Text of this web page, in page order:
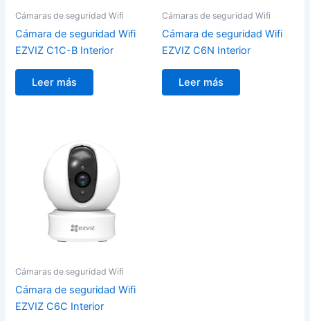
Cámaras de seguridad Wifi
Cámara de seguridad Wifi
EZVIZ C1C-B Interior
Leer más
Cámaras de seguridad Wifi
Cámara de seguridad Wifi
EZVIZ C6N Interior
Leer más
Cámaras de seguridad Wifi
Cámara de seguridad Wifi
EZVIZ C6C Interior